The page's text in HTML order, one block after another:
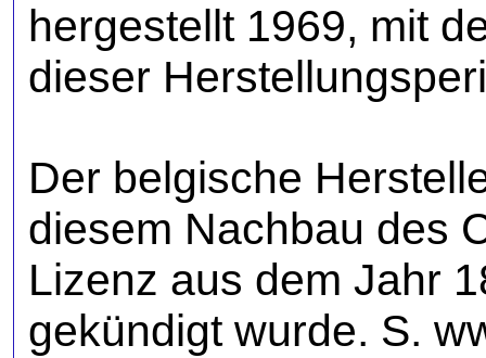
hergestellt 1969, mit
dieser
Der belgische
diesem Nachbau des
Lizenz aus dem Jahr
gekündigt wurde. S.